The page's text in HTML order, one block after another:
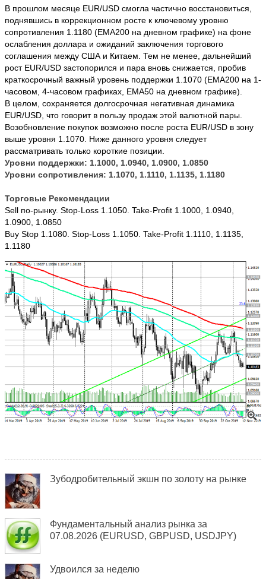
В прошлом месяце EUR/USD смогла частично восстановиться,
поднявшись в коррекционном росте к ключевому уровню
сопротивления 1.1180 (ЕМА200 на дневном графике) на фоне
ослабления доллара и ожиданий заключения торгового
соглашения между США и Китаем. Тем не менее, дальнейший
рост EUR/USD застопорился и пара вновь снижается, пробив
краткосрочный важный уровень поддержки 1.1070 (ЕМА200 на 1-
часовом, 4-часовом графиках, ЕМА50 на дневном графике).
В целом, сохраняется долгосрочная негативная динамика
EUR/USD, что говорит в пользу продаж этой валютной пары.
Возобновление покупок возможно после роста EUR/USD в зону
выше уровня 1.1070. Ниже данного уровня следует
рассматривать только короткие позиции.
Уровни поддержки: 1.1000, 1.0940, 1.0900, 1.0850
Уровни сопротивления: 1.1070, 1.1110, 1.1135, 1.1180
Торговые Рекомендации
Sell по-рынку. Stop-Loss 1.1050. Take-Profit 1.1000, 1.0940,
1.0900, 1.0850
Buy Stop 1.1080. Stop-Loss 1.1050. Take-Profit 1.1110, 1.1135,
1.1180
Зубодробительный экшн по золоту на рынке
Фундаментальный анализ рынка за
07.08.2026 (EURUSD, GBPUSD, USDJPY)
Удвоился за неделю